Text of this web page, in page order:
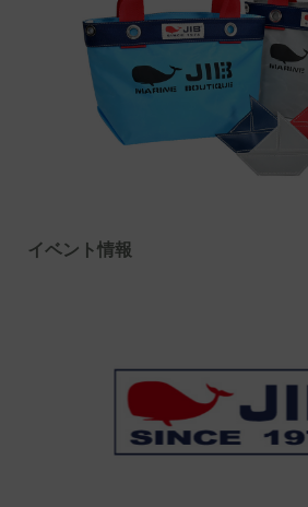
イベント情報